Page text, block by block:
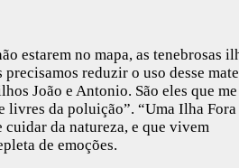
estarem no mapa, as tenebrosas
precisamos reduzir o uso desse
João e Antonio. São eles que
livres da poluição”. “Uma Ilha
cuidar da natureza, e que vivem
de emoções.